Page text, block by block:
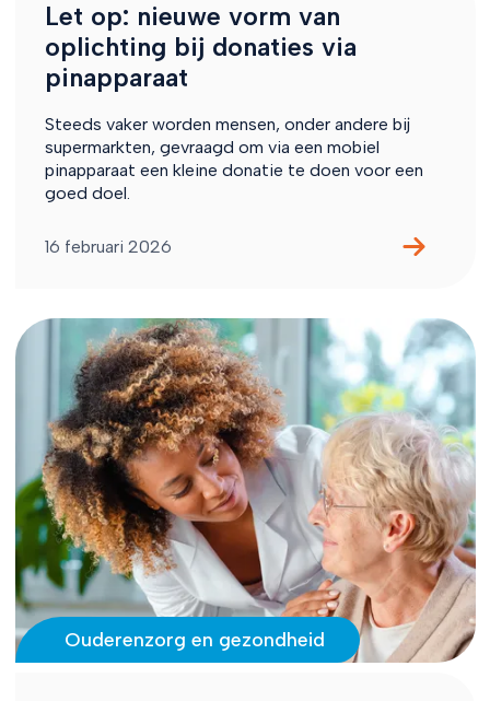
Let op: nieuwe vorm van
oplichting bij donaties via
pinapparaat
Steeds vaker worden mensen, onder andere bij
supermarkten, gevraagd om via een mobiel
pinapparaat een kleine donatie te doen voor een
goed doel.
16 februari 2026
Ouderenzorg en gezondheid